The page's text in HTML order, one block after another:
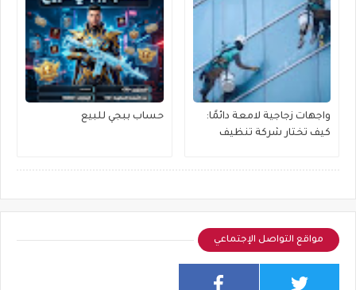
واجهات زجاجية لامعة دائمًا:
كيف تختار شركة تنظيف
حساب ببجي للبيع
مواقع التواصل الإجتماعي